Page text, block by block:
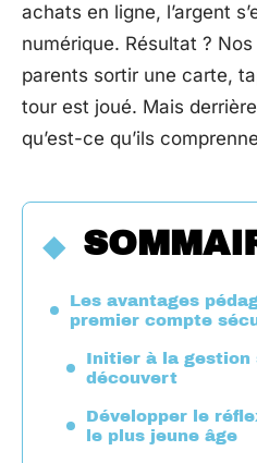
achats en ligne, l’argent
numérique. Résultat ?
parents sortir une carte,
tour est joué. Mais
qu’est-ce qu’ils
Les avantages
premier compte
Initier à la gestion
découvert
Développer le
le plus jeune âge